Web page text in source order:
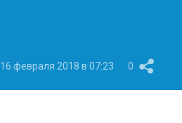
16 февраля 2018 в 07:23 0